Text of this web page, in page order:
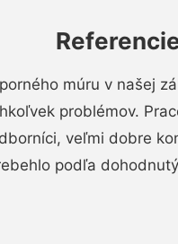
múru v našej
problémov.
veľmi dobre
podľa